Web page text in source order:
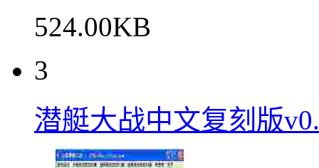
524.00KB
3
潜艇大战中文复刻版